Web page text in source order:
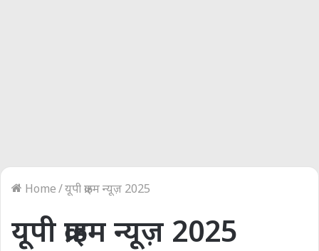
Home/यूपी क्राइम न्यूज़ 2025
यूपी क्राइम न्यूज़ 2025